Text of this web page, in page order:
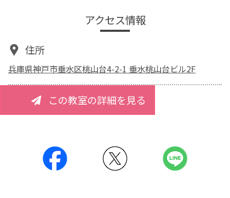
アクセス情報
住所
兵庫県神戸市垂水区桃山台4-2-1 垂水桃山台ビル2F
この教室の詳細を見る